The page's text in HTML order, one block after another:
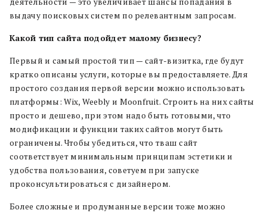
выдачу поисковых систем по релевантным запросам.
Какой тип сайта подойдет малому бизнесу?
Первый и самый простой тип — сайт-визитка, где будут
кратко описаны услуги, которые вы предоставляете. Для
простого создания первой версии можно использовать
платформы: Wix, Weebly и Moonfruit. Строить на них сайты
просто и дешево, при этом надо быть готовыми, что
модификации и функции таких сайтов могут быть
ограничены. Чтобы убедиться, что тваш сайт
соответствует минимальным принципам эстетики и
удобства пользования, советуем при запуске
проконсультироваться с дизайнером.
Более сложные и продуманные версии тоже можно